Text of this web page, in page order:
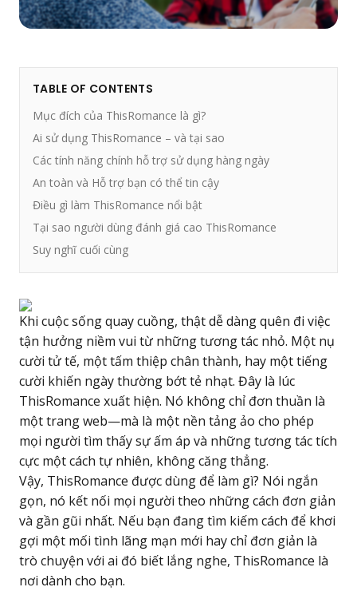
TABLE OF CONTENTS
Mục đích của ThisRomance là gì?
Ai sử dụng ThisRomance – và tại sao
Các tính năng chính hỗ trợ sử dụng hàng ngày
An toàn và Hỗ trợ bạn có thể tin cậy
Điều gì làm ThisRomance nổi bật
Tại sao người dùng đánh giá cao ThisRomance
Suy nghĩ cuối cùng
Khi cuộc sống quay cuồng, thật dễ dàng quên đi việc
tận hưởng niềm vui từ những tương tác nhỏ. Một nụ
cười tử tế, một tấm thiệp chân thành, hay một tiếng
cười khiến ngày thường bớt tẻ nhạt. Đây là lúc
ThisRomance xuất hiện. Nó không chỉ đơn thuần là
một trang web—mà là một nền tảng ảo cho phép
mọi người tìm thấy sự ấm áp và những tương tác tích
cực một cách tự nhiên, không căng thẳng.
Vậy, ThisRomance được dùng để làm gì? Nói ngắn
gọn, nó kết nối mọi người theo những cách đơn giản
và gần gũi nhất. Nếu bạn đang tìm kiếm cách để khơi
gợi một mối tình lãng mạn mới hay chỉ đơn giản là
trò chuyện với ai đó biết lắng nghe, ThisRomance là
nơi dành cho bạn.